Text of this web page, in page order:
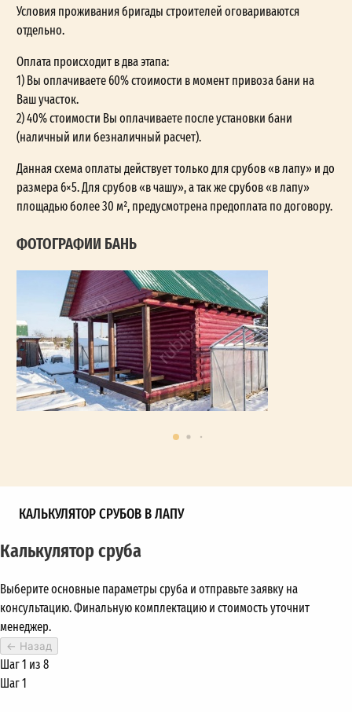
Условия проживания бригады строителей оговариваются
отдельно.
Оплата происходит в два этапа:
1) Вы оплачиваете 60% стоимости в момент привоза бани на
Ваш участок.
2) 40% стоимости Вы оплачиваете после установки бани
(наличный или безналичный расчет).
Данная схема оплаты действует только для срубов «в лапу» и до
размера 6×5. Для срубов «в чашу», а так же срубов «в лапу»
площадью более 30 м², предусмотрена предоплата по договору.
ФОТОГРАФИИ БАНЬ
КАЛЬКУЛЯТОР СРУБОВ В ЛАПУ
Калькулятор сруба
Выберите основные параметры сруба и отправьте заявку на
консультацию. Финальную комплектацию и стоимость уточнит
менеджер.
← Назад
Шаг 1 из 8
Шаг 1